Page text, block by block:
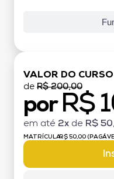
VALOR DO CURSO
de R$ 200,00
por R$
em até 2x de R$
MATRÍCULA:R$ 50,00